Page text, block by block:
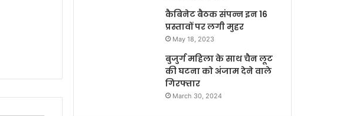
कैबिनेट बैठक संपन्न इन 16
प्रस्तावों पर लगी मुहर
May 18, 2023
बुजुर्ग महिला के साथ चैन लूट
की घटना को अंजाम देने वाले
गिरफ्तार
March 30, 2024